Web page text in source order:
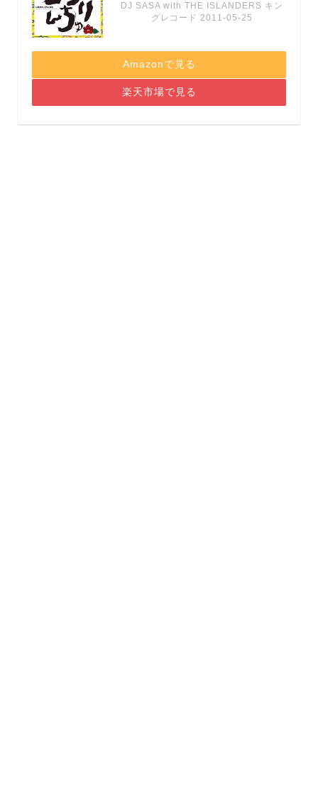
DJ SASA with THE ISLANDERS キン
グレコード 2011-05-25
Amazonで見る
楽天市場で見る